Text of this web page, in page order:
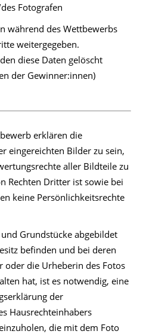
Fotografen
während des Wettbewerbs
weitergegeben.
diese Daten gelöscht
der Gewinner:innen)
erklären die
eingereichten Bilder zu sein,
aller Bildteile zu
Rechten Dritter ist sowie bei
keine Persönlichkeitsrechte
Grundstücke abgebildet
befinden und bei deren
oder die Urheberin des Fotos
hat, ist es notwendig, eine
der
Hausrechteinhabers
die mit dem Foto